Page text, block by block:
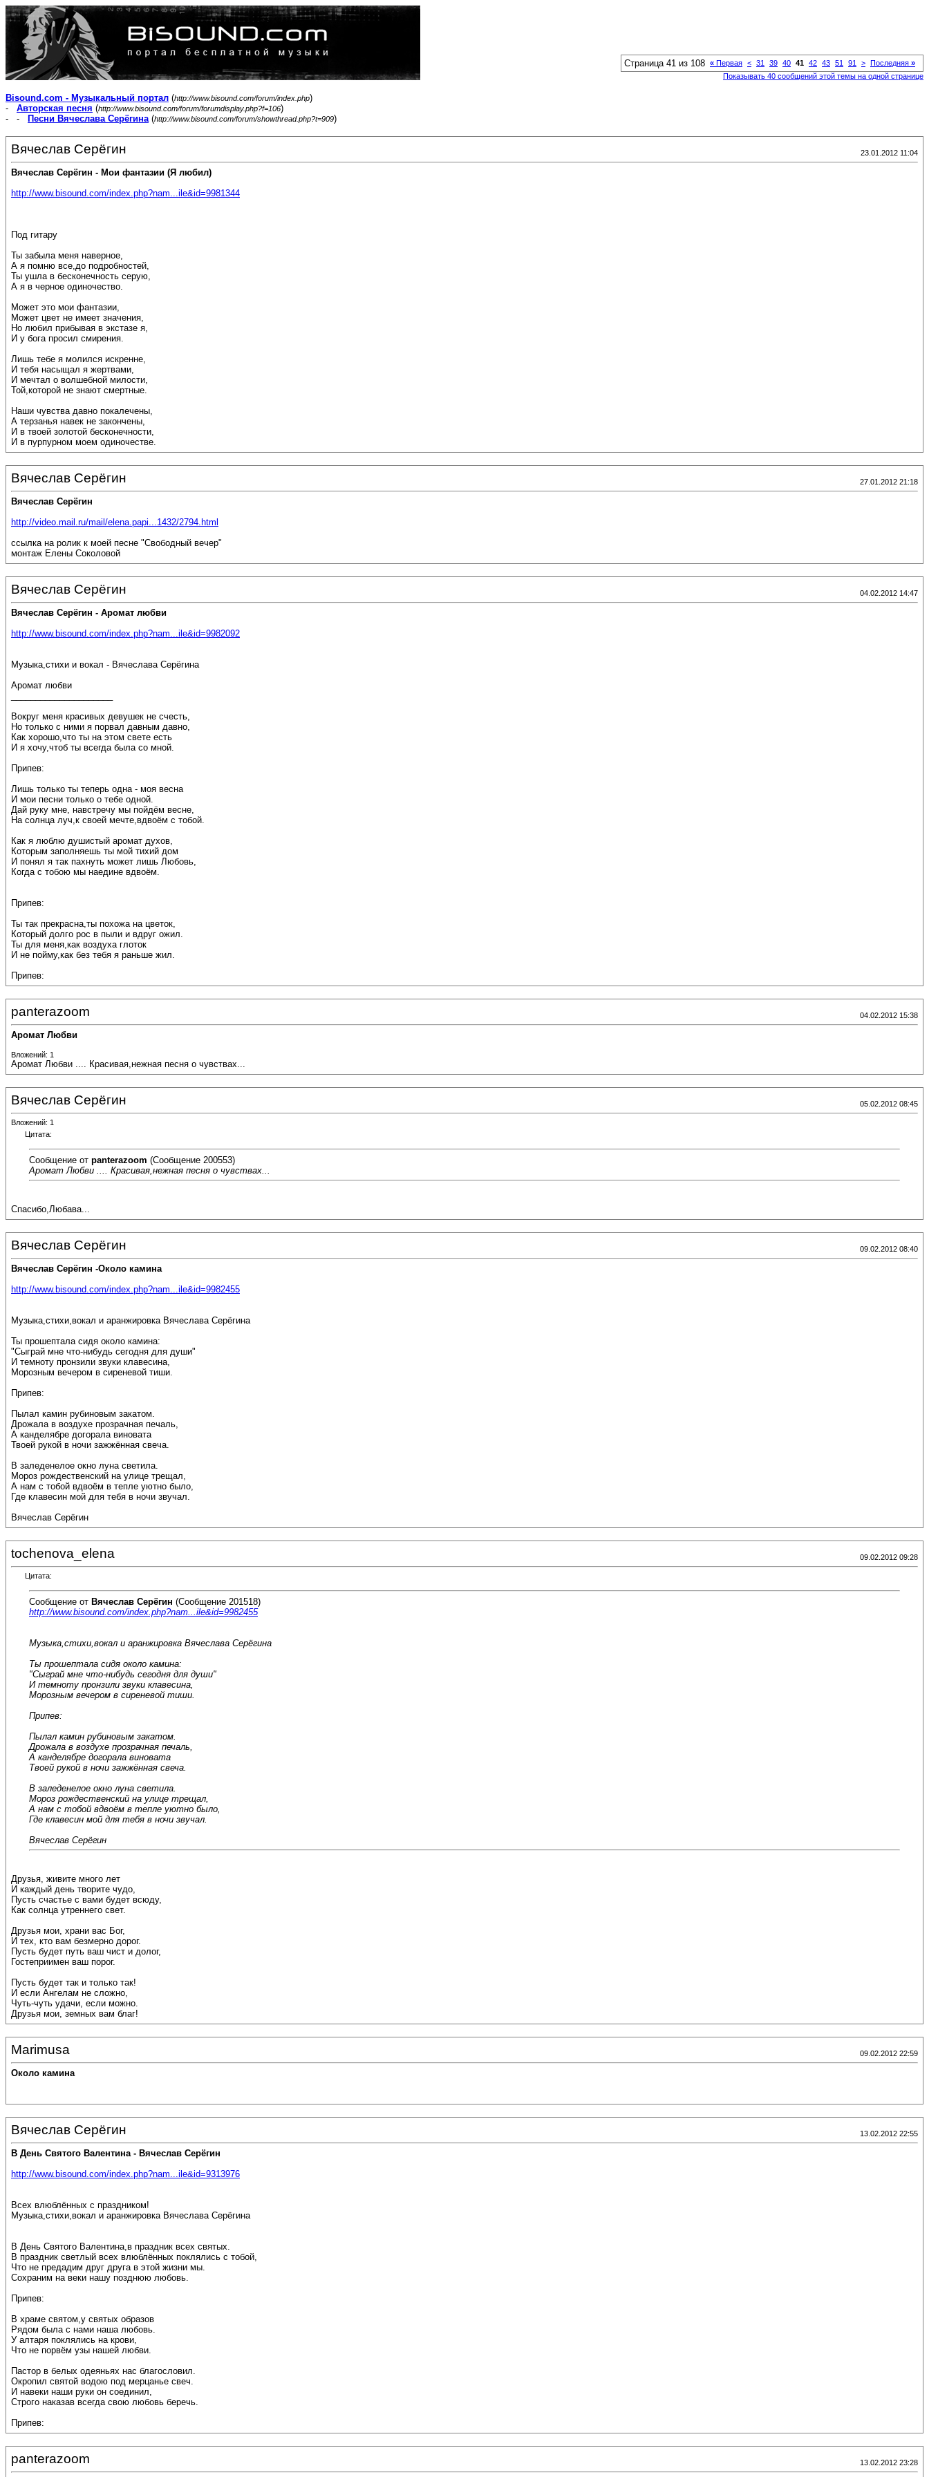
Страница 41 из 108 « Первая < 31 39 40 41 42 43 51 91 > Последняя »
Показывать 40 сообщений этой темы на одной странице
Bisound.com - Музыкальный портал (http://www.bisound.com/forum/index.php)
- Авторская песня (http://www.bisound.com/forum/forumdisplay.php?f=106)
- -
Песни Вячеслава Серёгина(http://www.bisound.com/forum/showthread.php?t=909)
Вячеслав Серёгин 23.01.2012 11:04
Вячеслав Серёгин - Мои фантазии (Я любил)
http://www.bisound.com/index.php?nam...ile&id=9981344
Под гитару
Ты забыла меня наверное,
А я помню все,до подробностей,
Ты ушла в бесконечность серую,
А я в черное одиночество.
Может это мои фантазии,
Может цвет не имеет значения,
Но любил прибывая в экстазе я,
И у бога просил смирения.
Лишь тебе я молился искренне,
И тебя насыщал я жертвами,
И мечтал о волшебной милости,
Той,которой не знают смертные.
Наши чувства давно покалечены,
А терзанья навек не закончены,
И в твоей золотой бесконечности,
И в пурпурном моем одиночестве.
Вячеслав Серёгин 27.01.2012 21:18
Вячеслав Серёгин
http://video.mail.ru/mail/elena.papi...1432/2794.html
ссылка на ролик к моей песне "Свободный вечер"
монтаж Елены Соколовой
Вячеслав Серёгин 04.02.2012 14:47
Вячеслав Серёгин - Аромат любви
http://www.bisound.com/index.php?nam...ile&id=9982092
Музыка,стихи и вокал - Вячеслава Серёгина
Аромат любви
Вокруг меня красивых девушек не счесть,
Но только с ними я порвал давным давно,
Как хорошо,что ты на этом свете есть
И я хочу,чтоб ты всегда была со мной.
Припев:
Лишь только ты теперь одна - моя весна
И мои песни только о тебе одной.
Дай руку мне, навстречу мы пойдём весне,
На солнца луч,к своей мечте,вдвоём с тобой.
Как я люблю душистый аромат духов,
Которым заполняешь ты мой тихий дом
И понял я так пахнуть может лишь Любовь,
Когда с тобою мы наедине вдвоём.
Припев:
Ты так прекрасна,ты похожа на цветок,
Который долго рос в пыли и вдруг ожил.
Ты для меня,как воздуха глоток
И не пойму,как без тебя я раньше жил.
Припев:
panterazoom 04.02.2012 15:38
Аромат Любви
Вложений: 1
Аромат Любви .... Красивая,нежная песня о чувствах...
Вячеслав Серёгин 05.02.2012 08:45
Вложений: 1
Цитата:
Сообщение от panterazoom (Сообщение 200553)
Аромат Любви .... Красивая,нежная песня о чувствах...
Спасибо,Любава...
Вячеслав Серёгин 09.02.2012 08:40
Вячеслав Серёгин -Около камина
http://www.bisound.com/index.php?nam...ile&id=9982455
Музыка,стихи,вокал и аранжировка Вячеслава Серёгина
Ты прошептала сидя около камина:
"Сыграй мне что-нибудь сегодня для души"
И темноту пронзили звуки клавесина,
Морозным вечером в сиреневой тиши.
Припев:
Пылал камин рубиновым закатом.
Дрожала в воздухе прозрачная печаль,
А канделябре догорала виновата
Твоей рукой в ночи зажжённая свеча.
В заледенелое окно луна светила.
Мороз рождественский на улице трещал,
А нам с тобой вдвоём в тепле уютно было,
Где клавесин мой для тебя в ночи звучал.
Вячеслав Серёгин
tochenova_elena 09.02.2012 09:28
Цитата:
Сообщение от Вячеслав Серёгин (Сообщение 201518)
http://www.bisound.com/index.php?nam...ile&id=9982455
Музыка,стихи,вокал и аранжировка Вячеслава Серёгина
Ты прошептала сидя около камина:
"Сыграй мне что-нибудь сегодня для души"
И темноту пронзили звуки клавесина,
Морозным вечером в сиреневой тиши.
Припев:
Пылал камин рубиновым закатом.
Дрожала в воздухе прозрачная печаль,
А канделябре догорала виновата
Твоей рукой в ночи зажжённая свеча.
В заледенелое окно луна светила.
Мороз рождественский на улице трещал,
А нам с тобой вдвоём в тепле уютно было,
Где клавесин мой для тебя в ночи звучал.
Вячеслав Серёгин
Друзья, живите много лет
И каждый день творите чудо,
Пусть счастье с вами будет всюду,
Как солнца утреннего свет.
Друзья мои, храни вас Бог,
И тех, кто вам безмерно дорог.
Пусть будет путь ваш чист и долог,
Гостеприимен ваш порог.
Пусть будет так и только так!
И если Ангелам не сложно,
Чуть-чуть удачи, если можно.
Друзья мои, земных вам благ!
Marimusa 09.02.2012 22:59
Около камина
Вячеслав Серёгин 13.02.2012 22:55
В День Святого Валентина - Вячеслав Серёгин
http://www.bisound.com/index.php?nam...ile&id=9313976
Всех влюблённых с праздником!
Музыка,стихи,вокал и аранжировка Вячеслава Серёгина
В День Святого Валентина,в праздник всех святых.
В праздник светлый всех влюблённых поклялись с тобой,
Что не предадим друг друга в этой жизни мы.
Сохраним на веки нашу позднюю любовь.
Припев:
В храме святом,у святых образов
Рядом была с нами наша любовь.
У алтаря поклялись на крови,
Что не порвём узы нашей любви.
Пастор в белых одеяньях нас благословил.
Окропил святой водою под мерцанье свеч.
И навеки наши руки он соединил,
Строго наказав всегда свою любовь беречь.
Припев:
panterazoom 13.02.2012 23:28